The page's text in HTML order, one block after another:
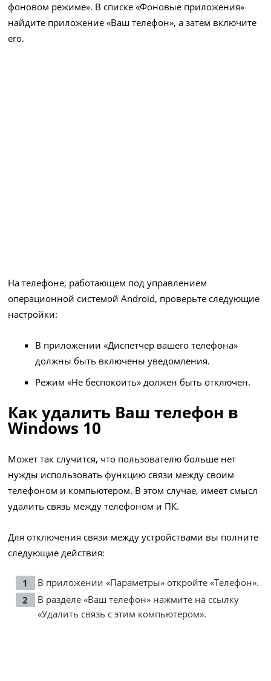
фоновом режиме». В списке «Фоновые приложения»
найдите приложение «Ваш телефон», а затем включите
его.
На телефоне, работающем под управлением
операционной системой Android, проверьте следующие
настройки:
В приложении «Диспетчер вашего телефона»
должны быть включены уведомления.
Режим «Не беспокоить» должен быть отключен.
Как удалить Ваш телефон в
Windows 10
Может так случится, что пользователю больше нет
нужды использовать функцию связи между своим
телефоном и компьютером. В этом случае, имеет смысл
удалить связь между телефоном и ПК.
Для отключения связи между устройствами вы полните
следующие действия:
В приложении «Параметры» откройте «Телефон».
В разделе «Ваш телефон» нажмите на ссылку
«Удалить связь с этим компьютером».